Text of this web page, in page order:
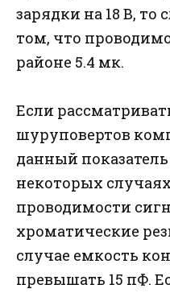
зарядки на 18 В, то
том, что
районе 5.4 мк.
Если
шуруповертов
данный
некоторых
проводимости
хроматические
случае емкость
превышать 15 пФ.